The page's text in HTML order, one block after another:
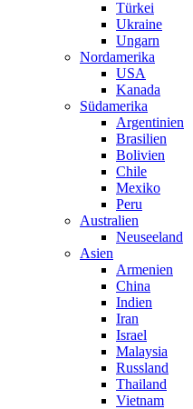
Türkei
Ukraine
Ungarn
Nordamerika
USA
Kanada
Südamerika
Argentinien
Brasilien
Bolivien
Chile
Mexiko
Peru
Australien
Neuseeland
Asien
Armenien
China
Indien
Iran
Israel
Malaysia
Russland
Thailand
Vietnam